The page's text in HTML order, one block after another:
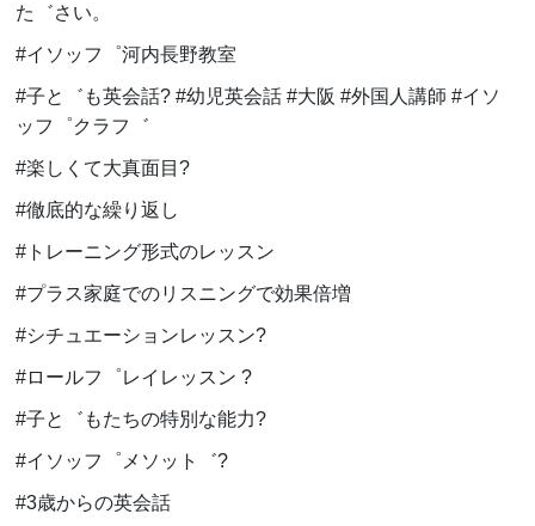
た゛さい。
#イソッフ゜河内長野教室
#子と゛も英会話? #幼児英会話 #大阪 #外国人講師 #イソ
ッフ゜クラフ゛
#楽しくて大真面目?
#徹底的な繰り返し
#トレーニング形式のレッスン
#プラス家庭でのリスニングで効果倍増
#シチュエーションレッスン?
#ロールフ゜レイレッスン ?
#子と゛もたちの特別な能力?
#イソッフ゜メソット゛?
#3歳からの英会話